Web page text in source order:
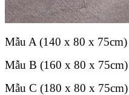
Mẫu A (140 x 80 x
Mẫu B (160 x 80 x
Mẫu C (180 x 80 x